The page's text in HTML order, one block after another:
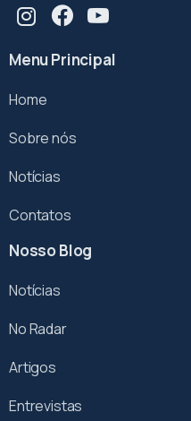
Menu Principal
Home
Sobre nós
Notícias
Contatos
Nosso Blog
Notícias
No Radar
Artigos
Entrevistas